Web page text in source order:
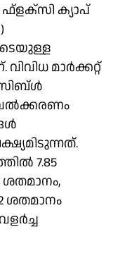
ക്യാപ്
മാര്‍ക്കറ്റ്
7.85
ശതമാനം,
ശതമാനം